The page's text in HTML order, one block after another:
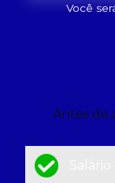
Você
Antes de